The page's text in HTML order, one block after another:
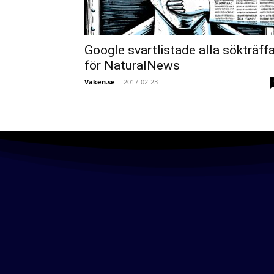
Google svartlistade alla
för NaturalNews
Vaken.se - 2017-02-23